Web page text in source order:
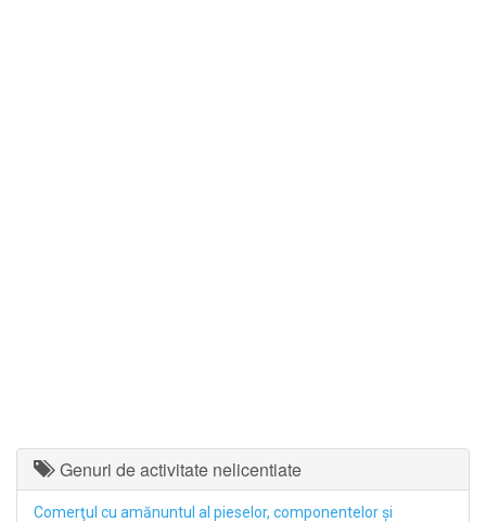
Genuri de activitate nelicentiate
Comerţul cu amănuntul al pieselor, componentelor şi